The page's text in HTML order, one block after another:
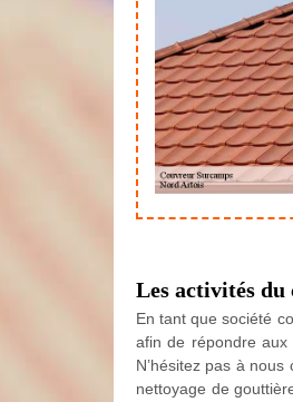
Les activités
En tant que société
afin de répondre aux
N’hésitez pas à
nettoyage de